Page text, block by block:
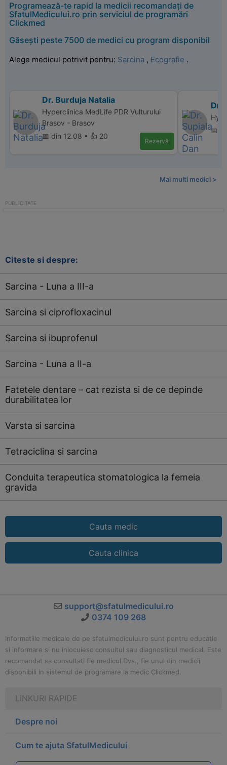
Programează-te rapid la medicii recomandați de
SfatulMedicului.ro prin serviciul de programări
Clickmed
Găsești peste 7500 de medici cu program disponibil
Alege medicul potrivit pentru: Sarcina , Ecografie .
Dr. Burduja Natalia
Hyperclinica MedLife PDR Vulturului
Brasov - Brasov
📅 din 12.08 • 👍 20
Rezervă
Dr.
📅
Mai multi medici >
Citeste si despre:
Sarcina - Luna a III-a
Sarcina si ciprofloxacinul
Sarcina si ibuprofenul
Sarcina - Luna a II-a
Fatetele dentare – cat rezista si de ce depinde
durabilitatea lor
Varsta si sarcina
Tetraciclina si sarcina
Conduita terapeutica stomatologica la femeia
gravida
Cauta medic
Cauta clinica
support@sfatulmedicului.ro
0374 109 268
Informatiile medicale de pe sfatulmedicului.ro sunt pentru educatie
si informare si nu inlocuiesc consultul sau diagnosticul medical. Este
recomandat sa consultati fie medicul Dvs., fie unul din medicii
disponibili in sistemul de programare la medic Clickmed.
LINKURI RAPIDE
Despre noi
Cum te ajuta SfatulMedicului